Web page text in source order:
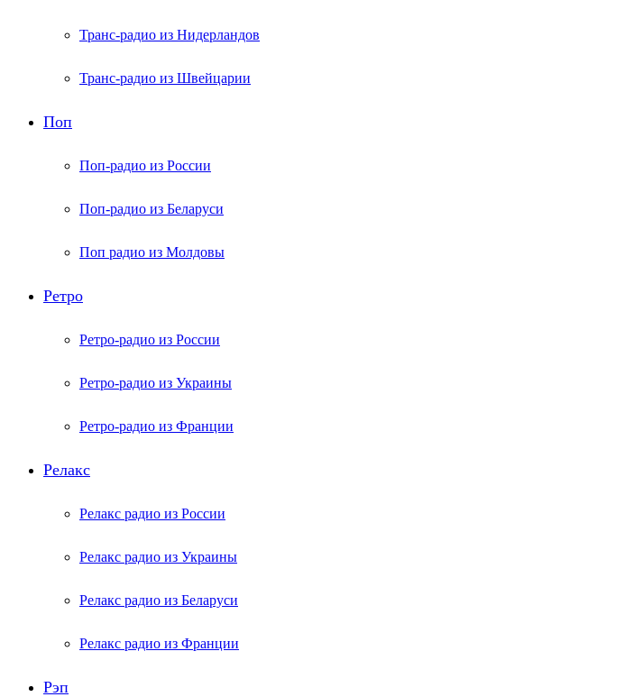
Транс-радио из Нидерландов
Транс-радио из Швейцарии
Поп
Поп-радио из России
Поп-радио из Беларуси
Поп радио из Молдовы
Ретро
Ретро-радио из России
Ретро-радио из Украины
Ретро-радио из Франции
Релакс
Релакс радио из России
Релакс радио из Украины
Релакс радио из Беларуси
Релакс радио из Франции
Рэп